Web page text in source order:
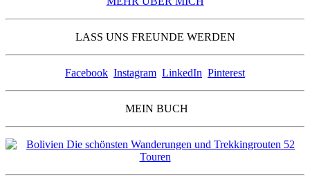
LASS UNS FREUNDE WERDEN
Facebook Instagram LinkedIn Pinterest
MEIN BUCH